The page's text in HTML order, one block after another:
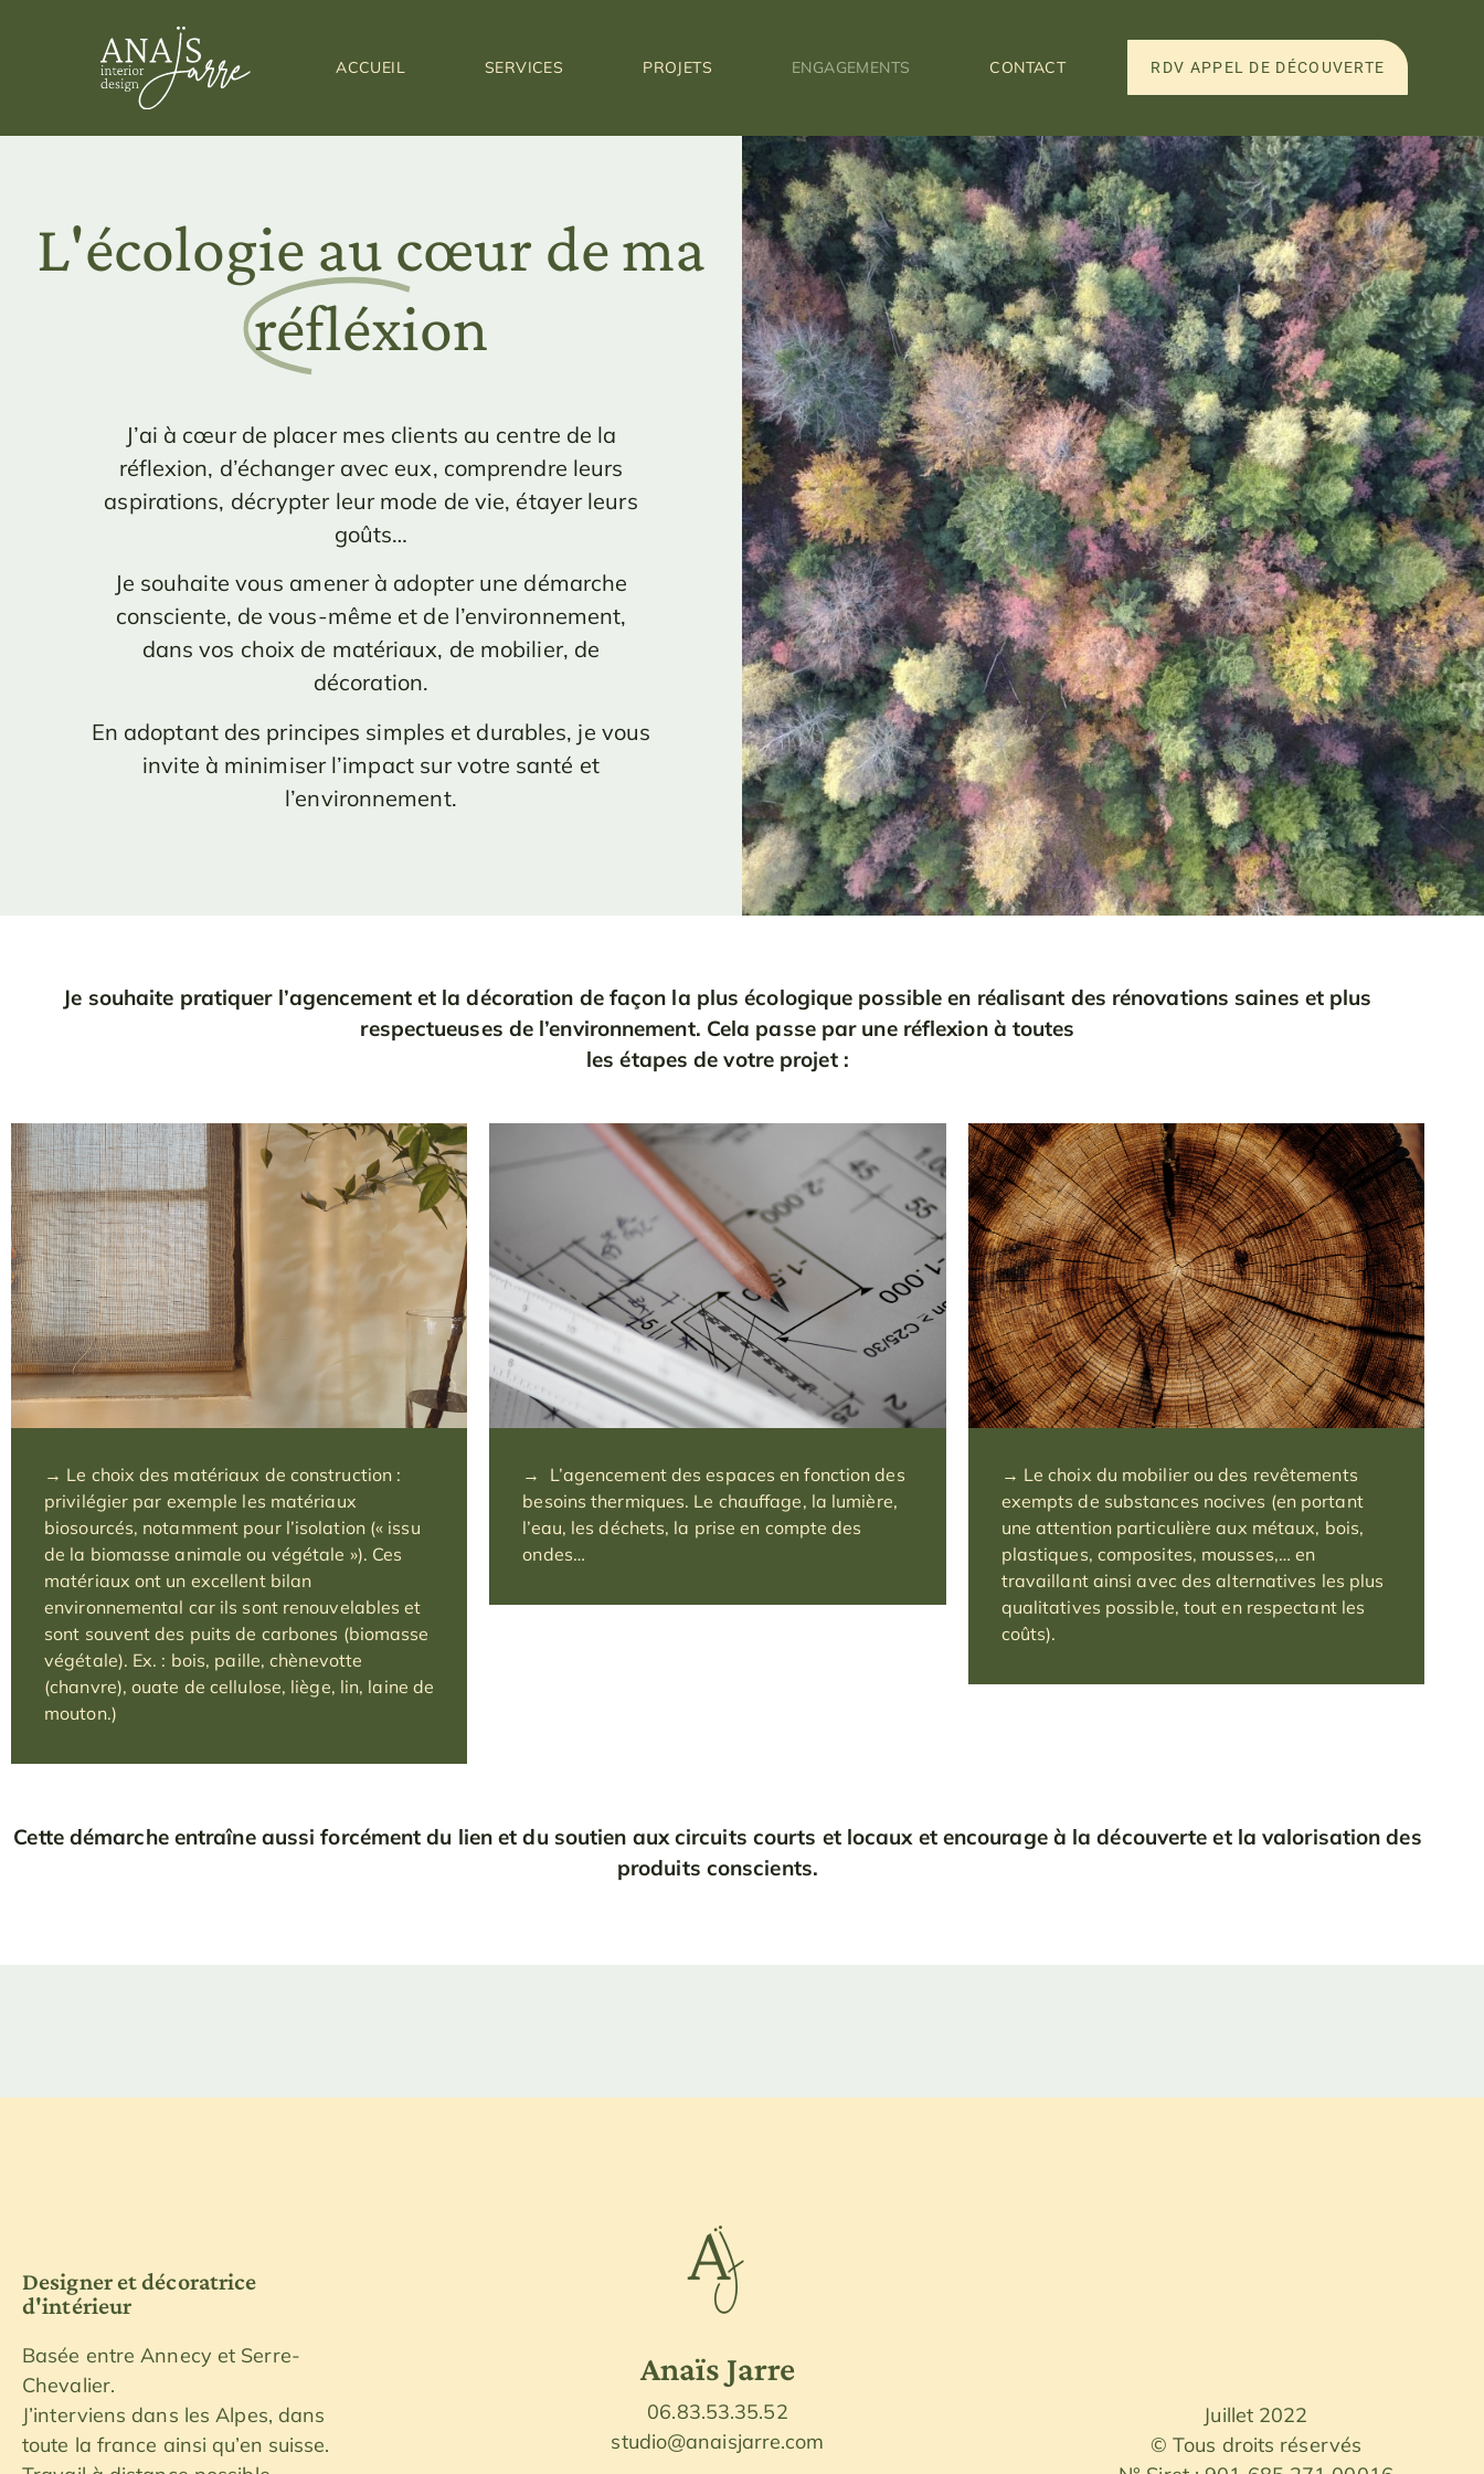
ACCUEIL SERVICES PROJETS ENGAGEMENTS CONTACT RDV APPEL DE DÉCOUVERTE
Engagements
L'écologie au cœur de ma
réfléxion
J’ai à cœur de placer mes clients au centre de la
réflexion, d’échanger avec eux, comprendre leurs
aspirations, décrypter leur mode de vie, étayer leurs
goûts…
Je souhaite vous amener à adopter une démarche
consciente, de vous-même et de l’environnement,
dans vos choix de matériaux, de mobilier, de
décoration.
En adoptant des principes simples et durables, je vous
invite à minimiser l’impact sur votre santé et
l’environnement.
Je souhaite pratiquer l’agencement et la décoration de façon la plus écologique possible en réalisant des rénovations saines et plus
respectueuses de l’environnement. Cela passe par une réflexion à toutes
les étapes de votre projet :
→ Le choix des matériaux de construction :
privilégier par exemple les matériaux
biosourcés, notamment pour l’isolation (« issu
de la biomasse animale ou végétale »). Ces
matériaux ont un excellent bilan
environnemental car ils sont renouvelables et
sont souvent des puits de carbones (biomasse
végétale). Ex. : bois, paille, chènevotte
(chanvre), ouate de cellulose, liège, lin, laine de
mouton.)
→ L’agencement des espaces en fonction des
besoins thermiques. Le chauffage, la lumière,
l’eau, les déchets, la prise en compte des
ondes…
→ Le choix du mobilier ou des revêtements
exempts de substances nocives (en portant
une attention particulière aux métaux, bois,
plastiques, composites, mousses,… en
travaillant ainsi avec des alternatives les plus
qualitatives possible, tout en respectant les
coûts).
Cette démarche entraîne aussi forcément du lien et du soutien aux circuits courts et locaux et encourage à la découverte et la valorisation des
produits conscients.
Designer et décoratrice
d'intérieur
Basée entre Annecy et Serre-
Chevalier.
J’interviens dans les Alpes, dans
toute la france ainsi qu’en suisse.
Anaïs Jarre
06.83.53.35.52
studio@anaisjarre.com
Juillet 2022
© Tous droits réservés